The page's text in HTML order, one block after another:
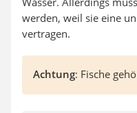
werden, weil sie eine
vertragen.
Achtung: Fische